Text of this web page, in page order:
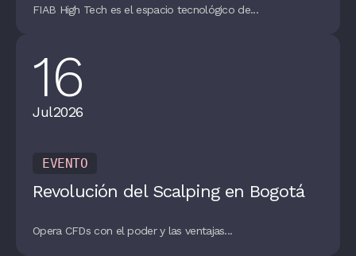
FIAB High Tech es el espacio tecnológico de...
16
Jul2026
EVENTO
Revolución del Scalping en Bogotá
Opera CFDs con el poder y las ventajas...